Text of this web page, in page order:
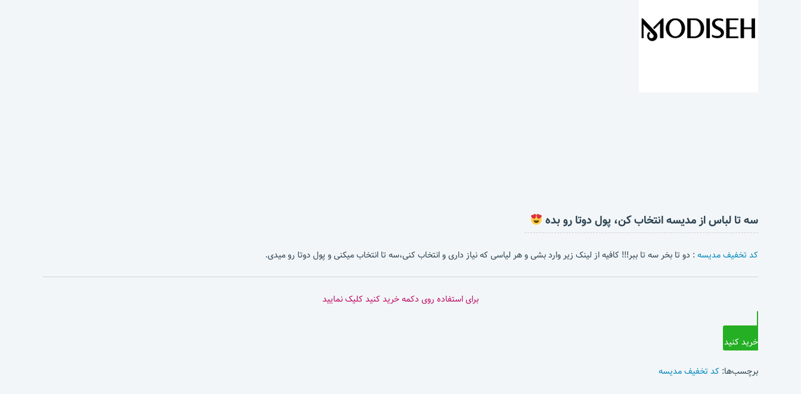
سه تا لباس از مدیسه انتخاب کن، پول دوتا رو بده
کد تخفیف مدیسه: دو تا بخر سه تا ببر!!! کافیه از لینک زیر وارد بشی و هر لیاسی که نیاز داری و انتخاب کنی،سه تا انتخاب میکنی و پول دوتا رو میدی.
برای استفاده روی دکمه خرید کنید کلیک نمایید
خرید کنید
برچسب‌ها: کد تخفیف مدیسه